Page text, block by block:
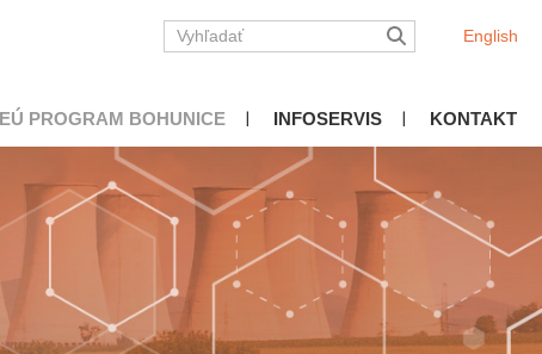
English
EÚ PROGRAM BOHUNICE INFOSERVIS KONTAKT